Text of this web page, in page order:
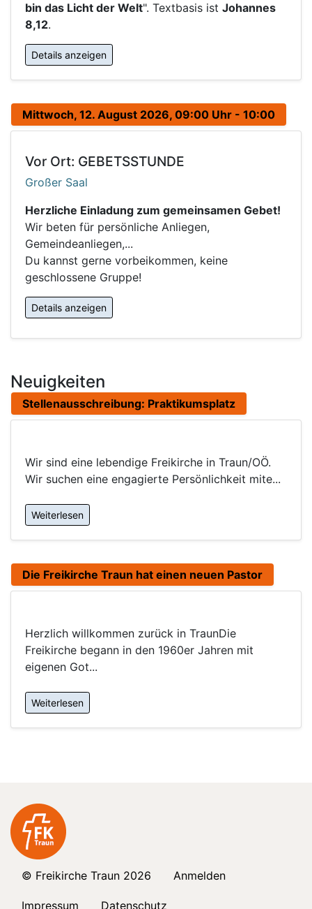
bin das Licht der Welt". Textbasis ist Johannes
8,12.
Details anzeigen
Mittwoch, 12. August 2026, 09:00 Uhr - 10:00
Vor Ort: GEBETSSTUNDE
Großer Saal
Herzliche Einladung zum gemeinsamen Gebet!
Wir beten für persönliche Anliegen,
Gemeindeanliegen,...
Du kannst gerne vorbeikommen, keine
geschlossene Gruppe!
Details anzeigen
Neuigkeiten
Stellenausschreibung: Praktikumsplatz
Wir sind eine lebendige Freikirche in Traun/OÖ.
Wir suchen eine engagierte Persönlichkeit mite...
Weiterlesen
Die Freikirche Traun hat einen neuen Pastor
Herzlich willkommen zurück in TraunDie
Freikirche begann in den 1960er Jahren mit
eigenen Got...
Weiterlesen
© Freikirche Traun 2026 Anmelden
Impressum Datenschutz